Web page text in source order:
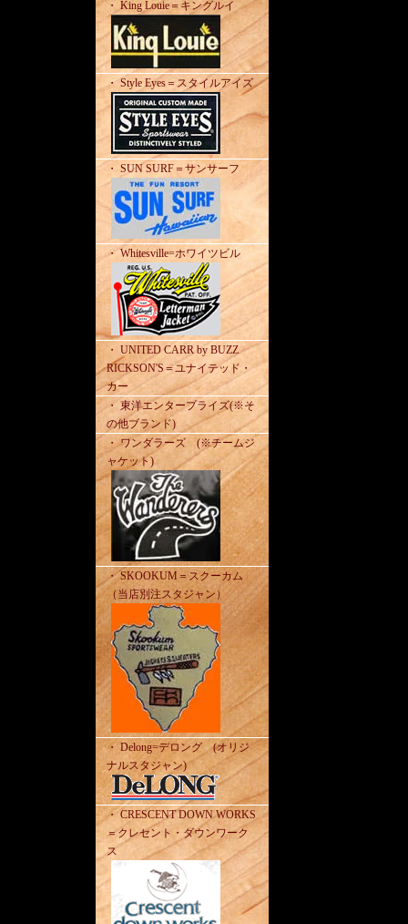
・ King Louie＝キングルイ
・ Style Eyes＝スタイルアイズ
・ SUN SURF＝サンサーフ
・ Whitesville=ホワイツビル
・ UNITED CARR by BUZZ
RICKSON'S＝ユナイテッド・
カー
・ 東洋エンタープライズ(※そ
の他ブランド)
・ ワンダラーズ (※チームジ
ャケット)
・ SKOOKUM＝スクーカム
（当店別注スタジャン）
・ Delong=デロング (オリジ
ナルスタジャン)
・ CRESCENT DOWN WORKS
＝クレセント・ダウンワーク
ス